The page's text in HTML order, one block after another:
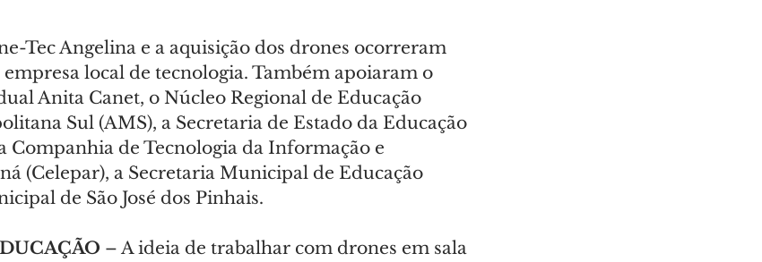
Tec Angelina e a aquisição dos drones ocorreram
local de tecnologia. Também apoiaram o
Anita Canet, o Núcleo Regional de Educação
Sul (AMS), a Secretaria de Estado da Educação
Companhia de Tecnologia da Informação e
(Celepar), a Secretaria Municipal de Educação
de São José dos Pinhais.
– A ideia de trabalhar com drones em sala